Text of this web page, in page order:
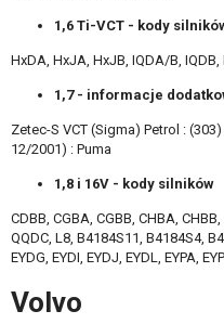
1,6 Ti-VCT - kody
HxDA, HxJA, HxJB, IQDA/B, IQDB,
1,7 - informacje
Zetec-S VCT (Sigma) Petrol :
12/2001) : Puma
1,8 i 16V - kody silników
CDBB, CGBA, CGBB, CHBA,
QQDC, L8, B4184S11, B4184S4,
EYDG, EYDI, EYDJ, EYDL, EYPA,
Volvo